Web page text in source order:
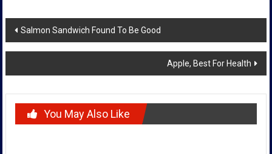
Post
navigation
Salmon Sandwich Found To Be Good
Apple, Best For Health
You May Also Like